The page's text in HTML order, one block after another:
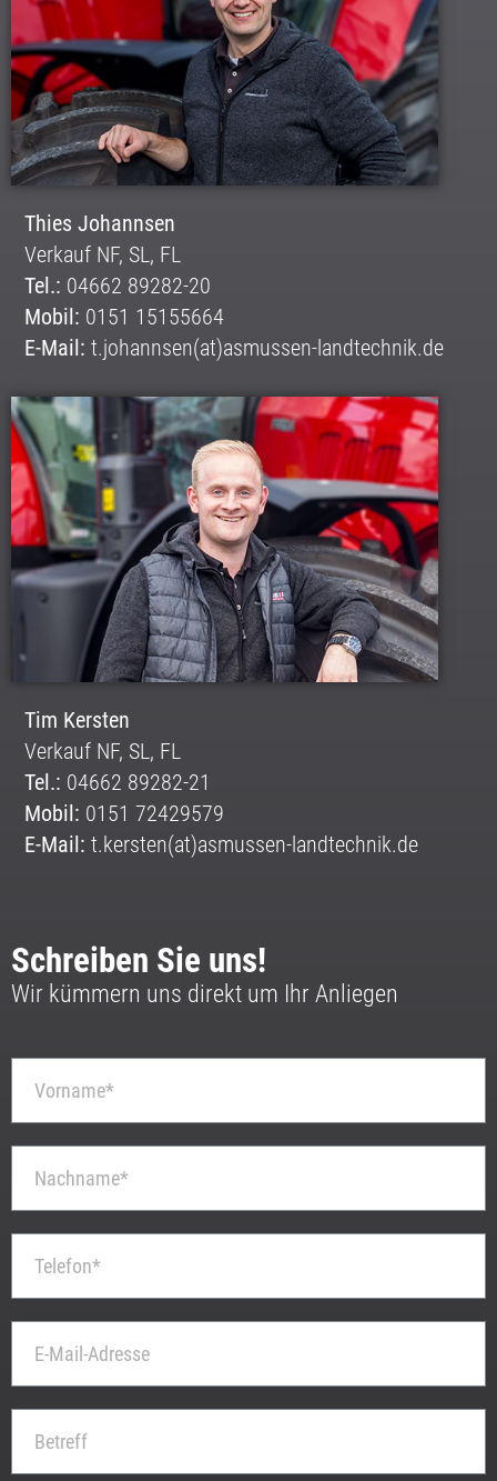
Thies Johannsen
Verkauf NF, SL, FL
Tel.: 04662 89282-20
Mobil: 0151 15155664
E-Mail: t.johannsen(at)asmussen-landtechnik.de
Tim Kersten
Verkauf NF, SL, FL
Tel.: 04662 89282-21
Mobil: 0151 72429579
E-Mail: t.kersten(at)asmussen-landtechnik.de
Schreiben Sie uns!
Wir kümmern uns direkt um Ihr Anliegen